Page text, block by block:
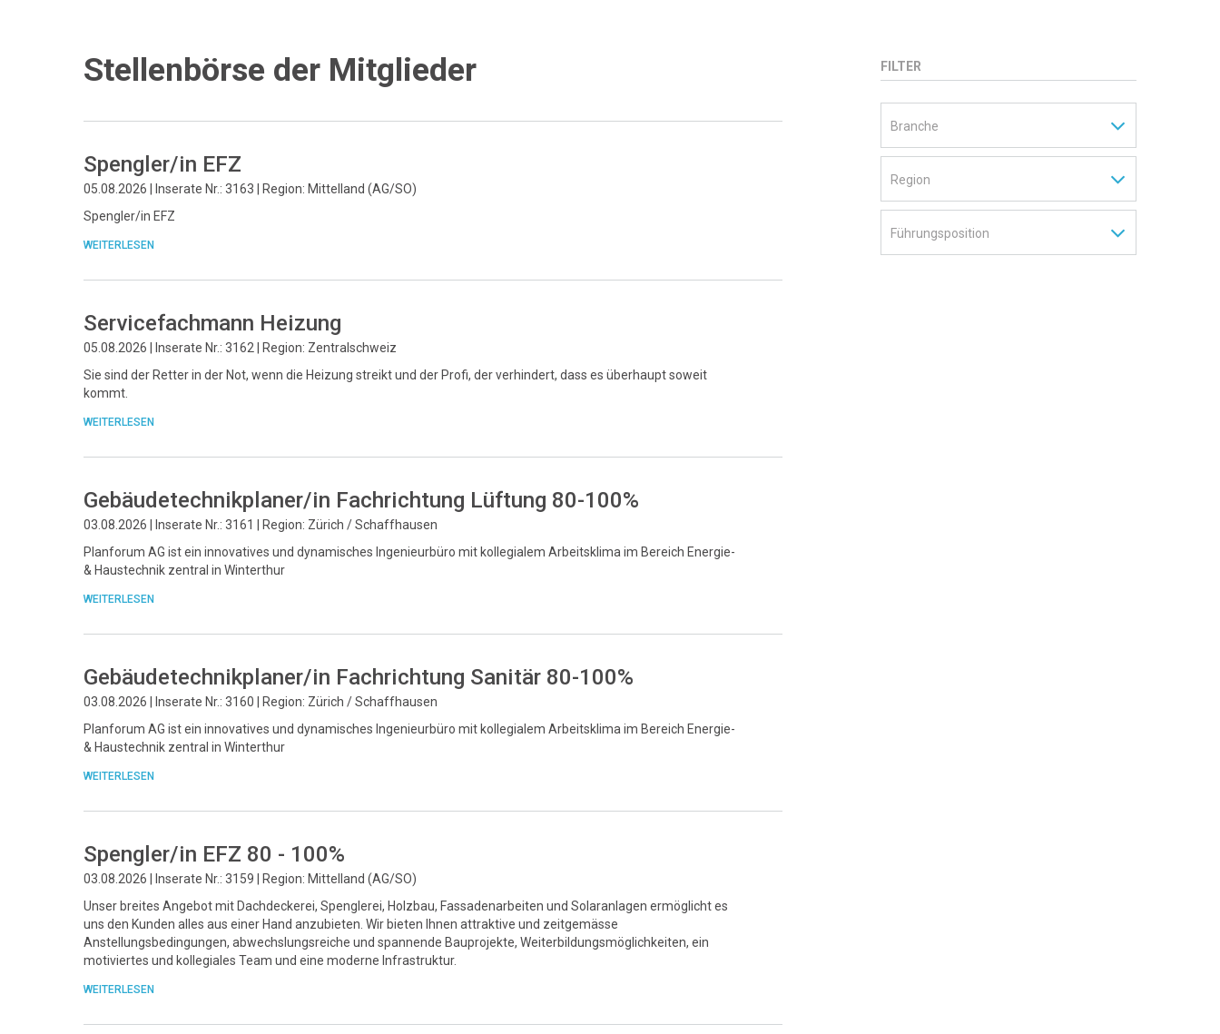
Stellenbörse der Mitglieder
Spengler/in EFZ
05.08.2026 | Inserate Nr.: 3163 | Region: Mittelland (AG/SO)
Spengler/in EFZ
WEITERLESEN
Servicefachmann Heizung
05.08.2026 | Inserate Nr.: 3162 | Region: Zentralschweiz
Sie sind der Retter in der Not, wenn die Heizung streikt und der Profi, der verhindert, dass es überhaupt soweit
kommt.
WEITERLESEN
Gebäudetechnikplaner/in Fachrichtung Lüftung 80-100%
03.08.2026 | Inserate Nr.: 3161 | Region: Zürich / Schaffhausen
Planforum AG ist ein innovatives und dynamisches Ingenieurbüro mit kollegialem Arbeitsklima im Bereich Energie-
& Haustechnik zentral in Winterthur
WEITERLESEN
Gebäudetechnikplaner/in Fachrichtung Sanitär 80-100%
03.08.2026 | Inserate Nr.: 3160 | Region: Zürich / Schaffhausen
Planforum AG ist ein innovatives und dynamisches Ingenieurbüro mit kollegialem Arbeitsklima im Bereich Energie-
& Haustechnik zentral in Winterthur
WEITERLESEN
Spengler/in EFZ 80 - 100%
03.08.2026 | Inserate Nr.: 3159 | Region: Mittelland (AG/SO)
Unser breites Angebot mit Dachdeckerei, Spenglerei, Holzbau, Fassadenarbeiten und Solaranlagen ermöglicht es
uns den Kunden alles aus einer Hand anzubieten. Wir bieten Ihnen attraktive und zeitgemässe
Anstellungsbedingungen, abwechslungsreiche und spannende Bauprojekte, Weiterbildungsmöglichkeiten, ein
motiviertes und kollegiales Team und eine moderne Infrastruktur.
WEITERLESEN
FILTER